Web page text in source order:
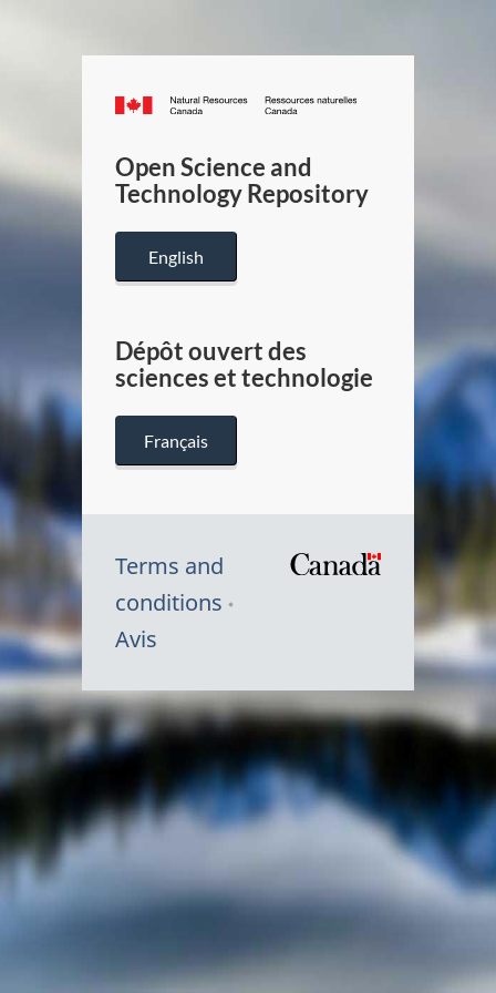
Canada.ca
/
Canada
Open Science and
Technology Repository
English
Dépôt ouvert des
sciences et technologie
Français
Terms and
conditions
Avis
Symbole
du
Canada